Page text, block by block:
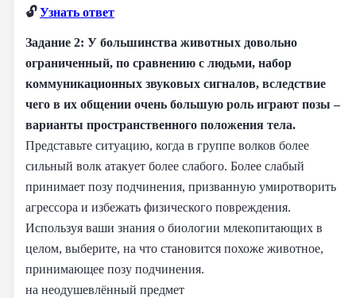
🔓Узнать ответ
Задание 2: У большинства животных довольно
ограниченный, по сравнению с людьми, набор
коммуникационных звуковых сигналов, вследствие
чего в их общении очень большую роль играют позы –
варианты пространственного положения тела.
Представьте ситуацию, когда в группе волков более
сильный волк атакует более слабого. Более слабый
принимает позу подчинения, призванную умиротворить
агрессора и избежать физического повреждения.
Используя ваши знания о биологии млекопитающих в
целом, выберите, на что становится похоже животное,
принимающее позу подчинения.
на неодушевлённый предмет